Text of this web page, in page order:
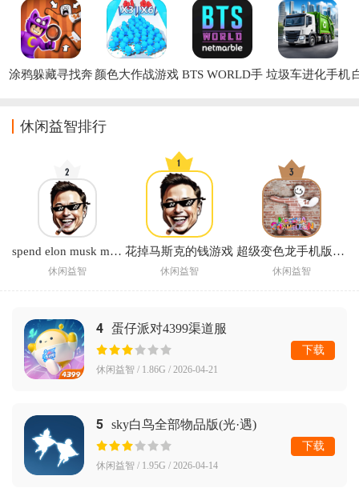
涂鸦躲藏寻找奔 颜色大作战游戏 BTS WORLD手 垃圾车进化手机
休闲益智排行
spend elon musk money中文版下载(花掉马斯克的钱)
休闲益智
花掉马斯克的钱游戏
休闲益智
超级变色龙手机版正版
休闲益智
4 蛋仔派对4399渠道服
休闲益智 / 1.86G / 2026-04-21
下载
5 sky白鸟全部物品版(光·遇)
休闲益智 / 1.95G / 2026-04-14
下载